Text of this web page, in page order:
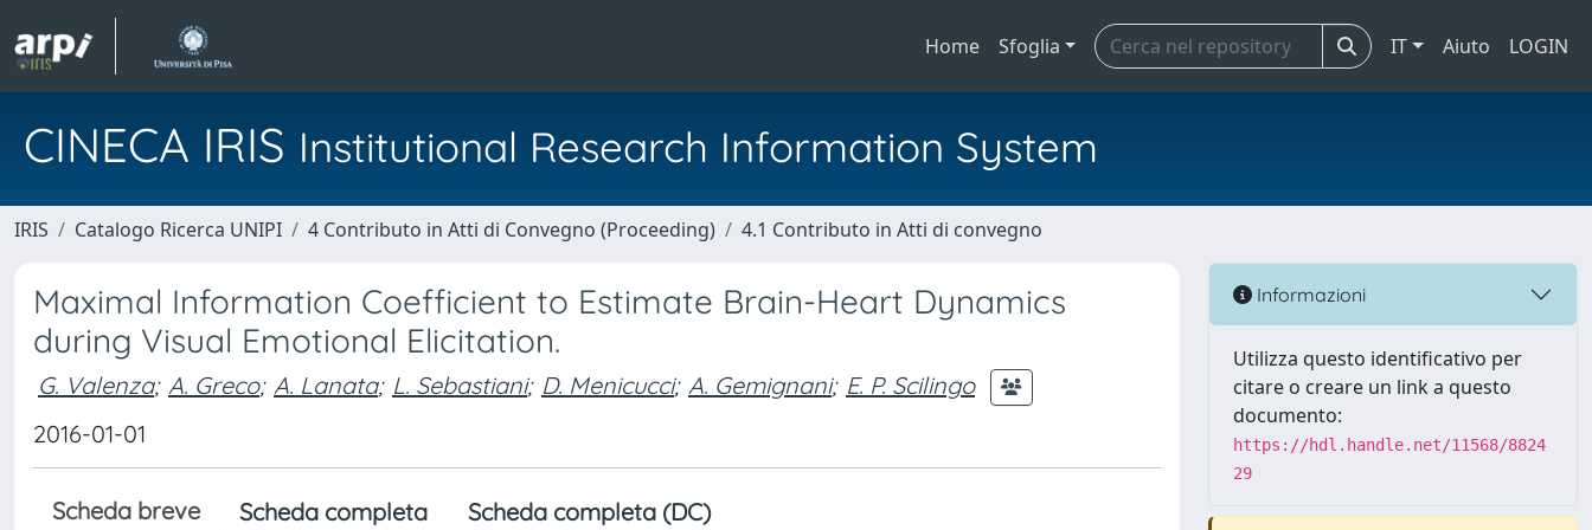
Home Sfoglia IT Aiuto LOGIN
CINECA IRIS Institutional Research Information System
IRIS Catalogo Ricerca UNIPI 4 Contributo in Atti di Convegno (Proceeding) 4.1 Contributo in Atti di convegno
Maximal Information Coefficient to Estimate Brain-Heart Dynamics
during Visual Emotional Elicitation.
G. Valenza; A. Greco; A. Lanata; L. Sebastiani; D. Menicucci; A. Gemignani; E. P. Scilingo
2016-01-01
Scheda breve Scheda completa Scheda completa (DC)
Informazioni
Utilizza questo identificativo per
citare o creare un link a questo
documento:
https://hdl.handle.net/11568/8824
29